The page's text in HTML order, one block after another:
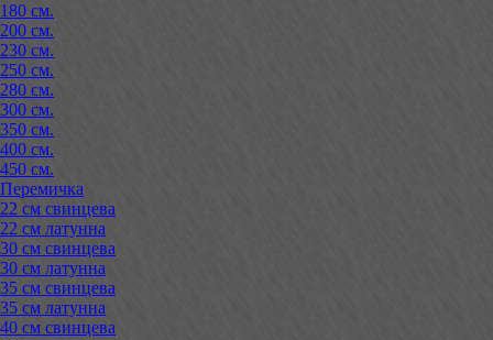
180 см.
200 см.
230 см.
250 см.
280 см.
300 см.
350 см.
400 см.
450 см.
Перемичка
22 см свинцева
22 см латунна
30 см свинцева
30 см латунна
35 см свинцева
35 см латунна
40 см свинцева